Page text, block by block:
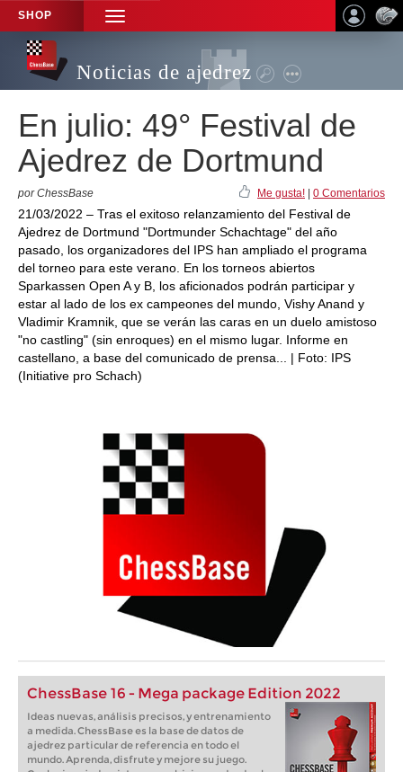
SHOP
TOGGLE
NAVIGATION
Noticias de ajedrez
En julio: 49° Festival de
Ajedrez de Dortmund
por ChessBase Me gusta! 0 Comentarios
21/03/2022 – Tras el exitoso relanzamiento del Festival de
Ajedrez de Dortmund "Dortmunder Schachtage" del año
pasado, los organizadores del IPS han ampliado el programa
del torneo para este verano. En los torneos abiertos
Sparkassen Open A y B, los aficionados podrán participar y
estar al lado de los ex campeones del mundo, Vishy Anand y
Vladimir Kramnik, que se verán las caras en un duelo amistoso
"no castling" (sin enroques) en el mismo lugar. Informe en
castellano, a base del comunicado de prensa... | Foto: IPS
(Initiative pro Schach)
ChessBase 16 - Mega package Edition 2022
Ideas nuevas, análisis precisos, y entrenamiento
a medida. ChessBase es la base de datos de
ajedrez particular de referencia en todo el
mundo. Aprenda, disfrute y mejore su juego.